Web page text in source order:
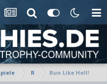
R Run Like Hell!